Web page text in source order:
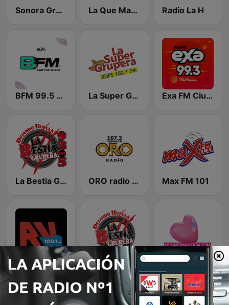
Sonora Grupera La Que Manda 90.1 FM Radio La H
BFM 99.5 Hermosillo La Super Grupera 102.1 FM Exa FM Ciudad Obregón
La Bestia Grupera 96.5 FM ORO radio 107.3 Max FM 101
Radio Vida Obregon La Bestia Grupera 103.5 FM